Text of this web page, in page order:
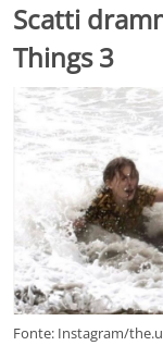
Scatti
Things 3
Fonte: Instagram/